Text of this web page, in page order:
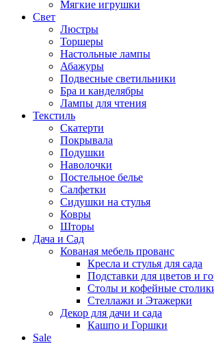
Мягкие игрушки
Свет
Люстры
Торшеры
Настольные лампы
Абажуры
Подвесные светильники
Бра и канделябры
Лампы для чтения
Текстиль
Скатерти
Покрывала
Подушки
Наволочки
Постельное белье
Салфетки
Сидушки на стулья
Ковры
Шторы
Дача и Сад
Кованая мебель прованс
Кресла и стулья для сада
Подставки для цветов и
Столы и кофейные
Стеллажи и Этажерки
Декор для дачи и сада
Кашпо и Горшки
Sale